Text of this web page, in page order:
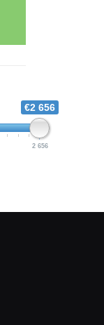
€2 656
2 656